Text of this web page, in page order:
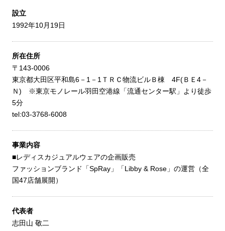
設立
1992年10月19日
所在住所
〒143-0006
東京都大田区平和島6－1－1ＴＲＣ物流ビルＢ棟 4F(ＢＥ4－
Ｎ) ※東京モノレール羽田空港線「流通センター駅」より徒歩
5分
tel:03-3768-6008
事業内容
■レディスカジュアルウェアの企画販売
ファッションブランド「SpRay」「Libby & Rose」の運営（全
国47店舗展開）
代表者
志田山 敬二